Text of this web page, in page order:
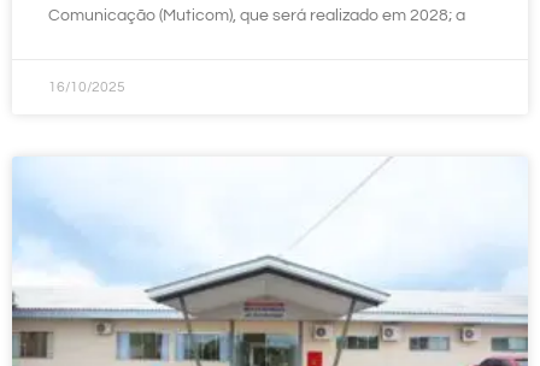
Comunicação (Muticom), que será realizado em 2028; a
16/10/2025